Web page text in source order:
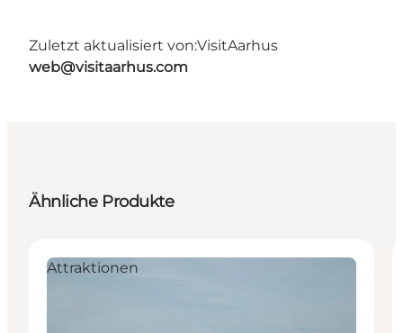
Zuletzt aktualisiert von:VisitAarhus
web@visitaarhus.com
Ähnliche Produkte
Attraktionen